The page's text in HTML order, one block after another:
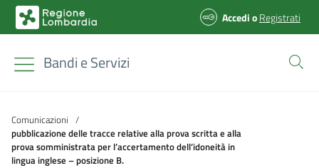
AccedioRegistrati
Bandi e Servizi
Comunicazioni /
pubblicazione delle tracce relative alla prova scritta e alla
prova somministrata per l’accertamento dell’idoneità in
lingua inglese – posizione B.